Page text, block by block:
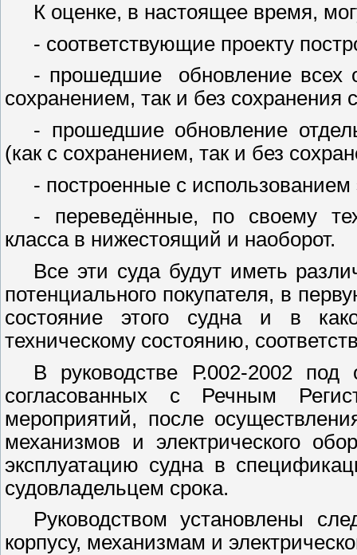
К оценке, в настоящее время,
- соответствующие проекту
- прошедшие
обновление всех
сохранением, так и без сохранения
- прошедшие обновление
(как с сохранением, так и без
- построенные с
- переведённые, по своему
класса в нижестоящий и наоборот.
Все эти суда будут иметь
потенциального покупателя, в
состояние этого судна и в
техническому состоянию,
В руководстве Р.002-2002 под
согласованных с Речным
мероприятий, после
механизмов и электрического
эксплуатацию судна в
судовладельцем срока.
Руководством установлены
корпусу, механизмам и